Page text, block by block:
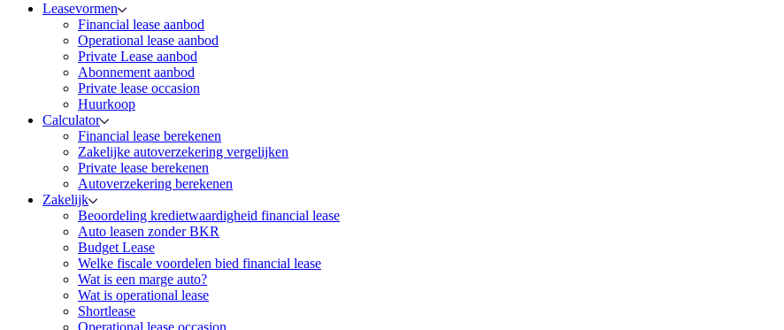
Leasevormen
Financial lease aanbod
Operational lease aanbod
Private Lease aanbod
Abonnement aanbod
Private lease occasion
Huurkoop
Calculator
Financial lease berekenen
Zakelijke autoverzekering vergelijken
Private lease berekenen
Autoverzekering berekenen
Zakelijk
Beoordeling kredietwaardigheid financial lease
Auto leasen zonder BKR
Budget Lease
Welke fiscale voordelen bied financial lease
Wat is een marge auto?
Wat is operational lease
Shortlease
Operational lease occasion